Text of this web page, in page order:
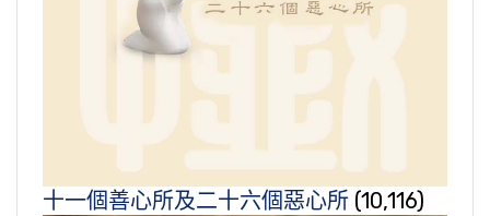
十一個善心所及二十六個惡心所 (10,116)